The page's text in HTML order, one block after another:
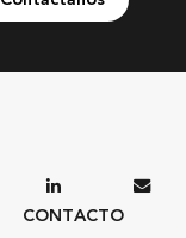
CONTACTO